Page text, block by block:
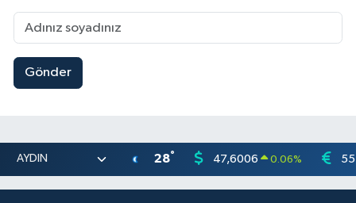
Gönder
28° 47,6006 0.06%